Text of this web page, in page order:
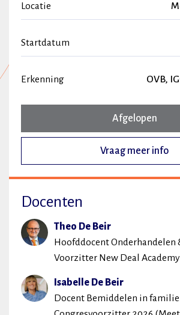
Locatie
Startdatum
Erkenning OVB,
Afgelopen
Vraag meer info
Docenten
Theo De Beir
Hoofddocent Onderhandelen
Voorzitter New Deal Academy
Isabelle De Beir
Docent Bemiddelen in